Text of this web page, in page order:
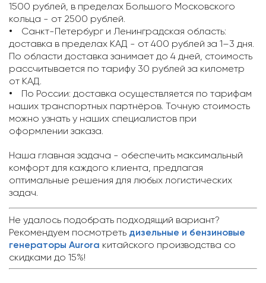
1500 рублей, в пределах Большого Московского
кольца - от 2500 рублей.
Санкт-Петербург и Ленинградская область:
доставка в пределах КАД - от 400 рублей за 1–3 дня.
По области доставка занимает до 4 дней, стоимость
рассчитывается по тарифу 30 рублей за километр
от КАД.
По России: доставка осуществляется по тарифам
наших транспортных партнёров. Точную стоимость
можно узнать у наших специалистов при
оформлении заказа.
Наша главная задача - обеспечить максимальный
комфорт для каждого клиента, предлагая
оптимальные решения для любых логистических
задач.
Не удалось подобрать подходящий вариант?
Рекомендуем посмотреть дизельные и бензиновые
генераторы Aurora китайского производства со
скидками до 15%!